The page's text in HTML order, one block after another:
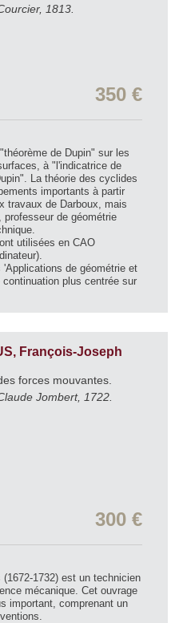
1813.
350 €
de Dupin" sur les
à "l'indicatrice de
La théorie des cyclides
importants à partir
travaux de Darboux, mais
de géométrie
utilisées en CAO
'Applications de géométrie et
plus centrée sur
François-Joseph
forces mouvantes.
Jombert, 1722.
300 €
1732) est un technicien
mécanique. Cet ouvrage
important, comprenant un